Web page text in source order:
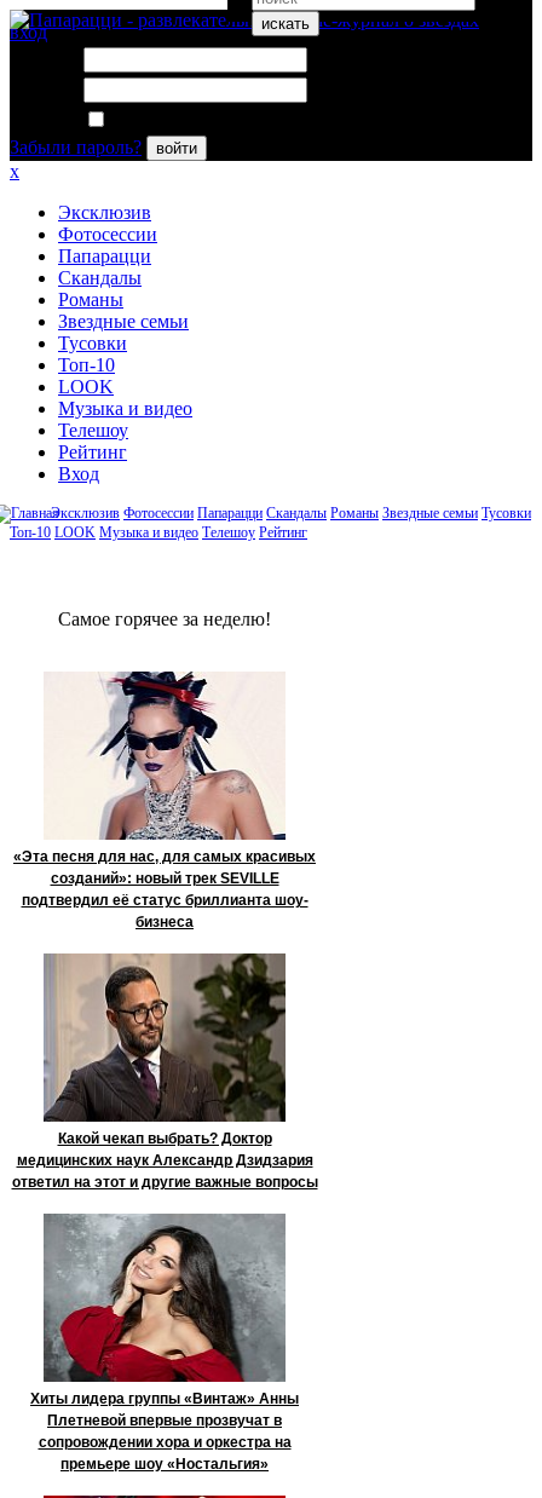
искать
вход
Забыли пароль?
войти
x
Эксклюзив
Фотосессии
Папарацци
Скандалы
Романы
Звездные семьи
Тусовки
Топ-10
LOOK
Музыка и видео
Телешоу
Рейтинг
Вход
Эксклюзив Фотосессии Папарацци Скандалы Романы Звездные семьи Тусовки
Топ-10 LOOK Музыка и видео Телешоу Рейтинг
Сaмое гoрячее за неделю!
«Эта песня для нас, для самых красивых
созданий»: новый трек SEVILLE
подтвердил её статус бриллианта шоу-
бизнеса
Какой чекап выбрать? Доктор
медицинских наук Александр Дзидзария
ответил на этот и другие важные вопросы
Хиты лидера группы «Винтаж» Анны
Плетневой впервые прозвучат в
сопровождении хора и оркестра на
премьере шоу «Ностальгия»